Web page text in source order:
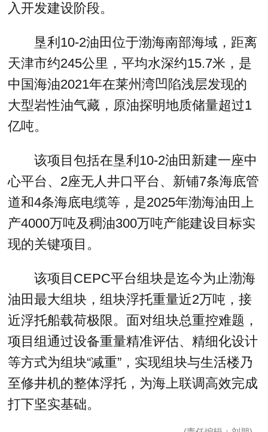
入开发建设阶段。
垦利10-2油田位于渤海南部海域，距离
天津市约245公里，平均水深约15.7米，是
中国海油2021年在莱州湾凹陷浅层发现的
大型岩性油气藏，原油探明地质储量超过1
亿吨。
该项目包括在垦利10-2油田新建一座中
心平台、2座无人井口平台、新铺7条海底管
道和4条海底电缆等，是2025年渤海油田上
产4000万吨及稠油300万吨产能建设目标实
现的关键项目。
该项目CEPC平台组块是迄今为止渤海
油田最大组块，组块浮托重量近2万吨，接
近浮托船载荷极限。面对组块总重控难题，
项目组通过设备重量精准评估、精细化设计
等方式为组块“减重”，实现组块与生活楼乃
至修井机的整体浮托，为海上联调高效完成
打下坚实基础。